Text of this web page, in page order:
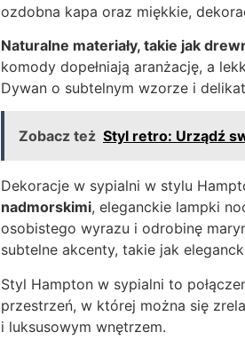
ozdobna kapa oraz miękkie,
Naturalne materiały, takie jak
komody dopełniają aranżację, a
Dywan o subtelnym wzorze i
Zobacz też Styl retro: Urządź
Dekoracje w sypialni w stylu
nadmorskimi, eleganckie lampki
osobistego wyrazu i odrobinę
subtelne akcenty, takie jak
Styl Hampton w sypialni to
przestrzeń, w której można się
i luksusowym wnętrzem.